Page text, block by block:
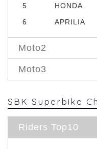
5
HONDA
6
APRILIA
Moto2
Moto3
SBK Superbike
Riders Top10